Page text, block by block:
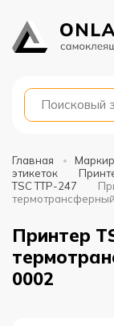
Главная
этикеток
TSC TTP-247
Принтер
0002